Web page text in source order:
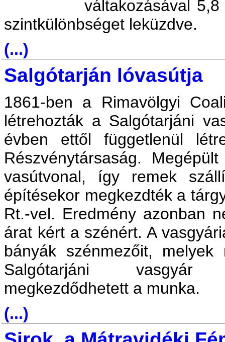
váltakozásával
szintkülönbséget leküzdve.
(...)
Salgótarján lóvasútja
1861-ben a Rimavölgyi
létrehozták a Salgótarjáni
évben ettől függetlenül
Részvénytársaság.
vasútvonal, így remek
építésekor megkezdték a
Rt.-vel. Eredmény azonban
árat kért a szénért. A
bányák szénmezőit,
Salgótarjáni vasgyár
megkezdődhetett a munka.
(...)